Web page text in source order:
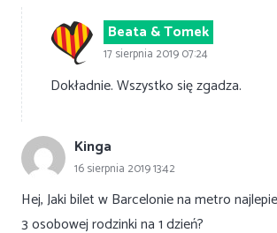
Beata & Tomek
17 sierpnia 2019 07:24
Dokładnie. Wszystko się zgadza.
Kinga
16 sierpnia 2019 13:42
Hej, Jaki bilet w Barcelonie na metro
3 osobowej rodzinki na 1 dzień?